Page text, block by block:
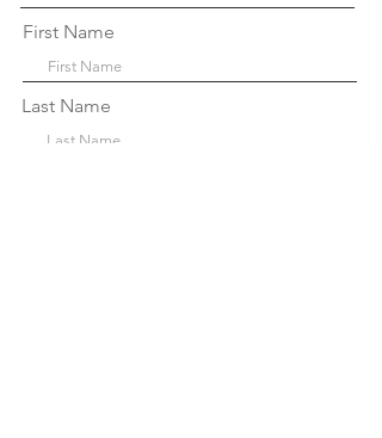
First Name
Last Name